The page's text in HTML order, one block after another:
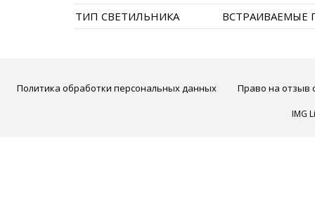
ТИП СВЕТИЛЬНИКА
Политика обработки персональных данных Право на отзыв
IMG